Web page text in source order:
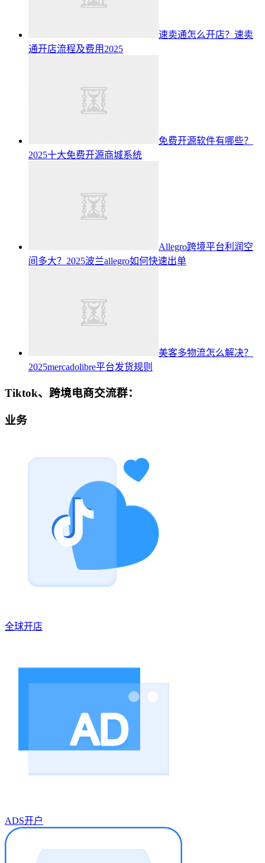
速卖通怎么开店？速卖
通开店流程及费用2025
免费开源软件有哪些？
2025十大免费开源商城系统
Allegro跨境平台利润空
间多大？2025波兰allegro如何快速出单
美客多物流怎么解决？
2025mercadolibre平台发货规则
Tiktok、跨境电商交流群：
业务
全球开店
ADS开户